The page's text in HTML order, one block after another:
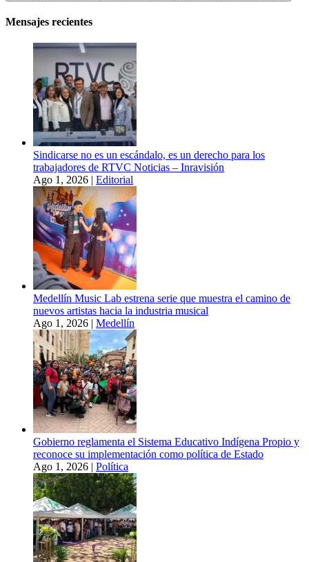
Mensajes recientes
Sindicarse no es un escándalo, es un derecho para los
trabajadores de RTVC Noticias – Inravisión
Ago 1, 2026 | Editorial
Medellín Music Lab estrena serie que muestra el camino de
nuevos artistas hacia la industria musical
Ago 1, 2026 | Medellín
Gobierno reglamenta el Sistema Educativo Indígena Propio y
reconoce su implementación como política de Estado
Ago 1, 2026 | Política